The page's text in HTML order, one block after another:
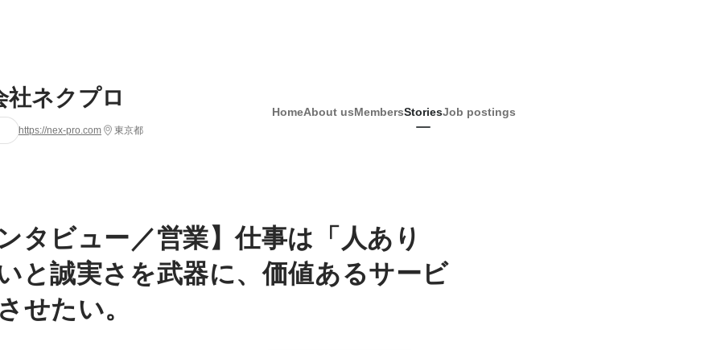
社ネクプロ
https://nex-pro.com 東京都
HomeAbout usMembersStoriesJob postings
タビュー／営業】仕事は「人あり
と誠実さを武器に、価値あるサービ
せたい。